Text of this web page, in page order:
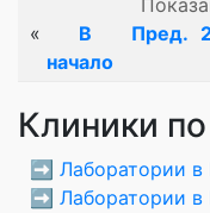
«
В
начало
Пред.
Клиники
➡️ Лаборатории
➡️ Лаборатории